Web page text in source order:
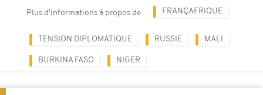
Plus d'informations à propos de FRANÇAFRIQUE
TENSION DIPLOMATIQUE RUSSIE MALI
BURKINA FASO NIGER